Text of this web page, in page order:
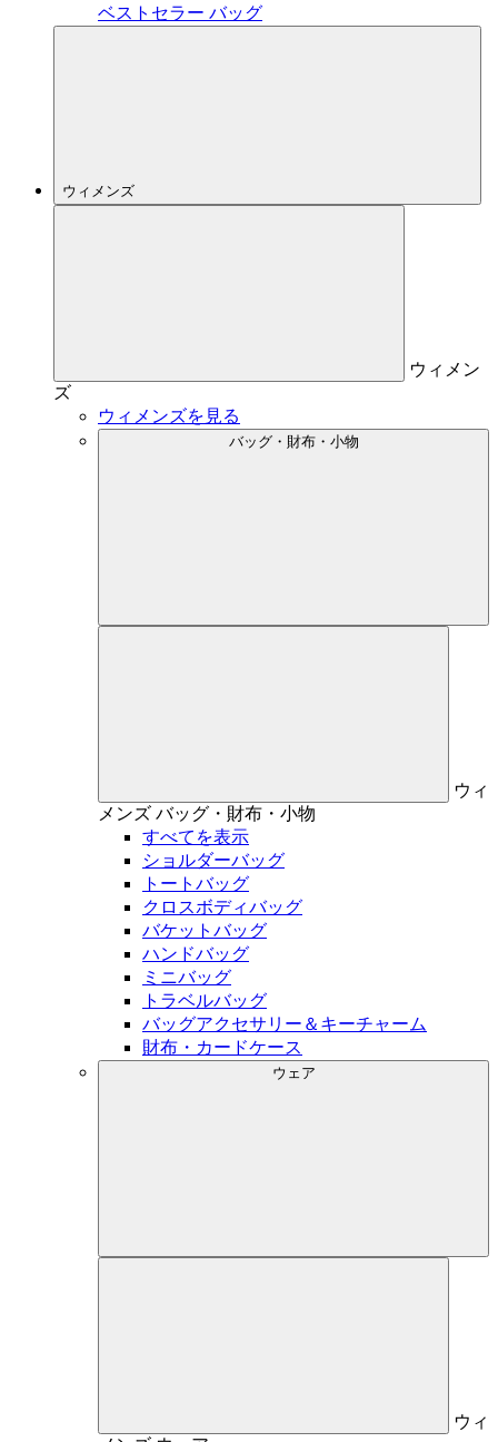
ベストセラー バッグ
ウィメンズ
ウィメン
ズ
ウィメンズを見る
バッグ・財布・小物
ウィ
メンズ バッグ・財布・小物
すべてを表示
ショルダーバッグ
トートバッグ
クロスボディバッグ
バケットバッグ
ハンドバッグ
ミニバッグ
トラベルバッグ
バッグアクセサリー＆キーチャーム
財布・カードケース
ウェア
ウィ